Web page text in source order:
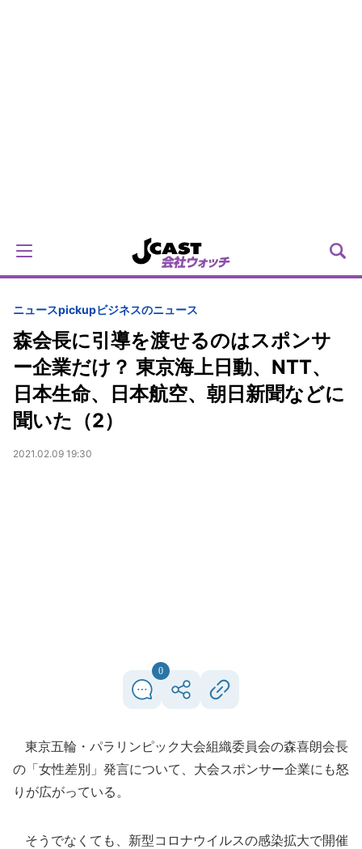
ニュースpickupビジネスのニュース
森会長に引導を渡せるのはスポンサ
ー企業だけ？ 東京海上日動、NTT、
日本生命、日本航空、朝日新聞などに
聞いた（2）
2021.02.09 19:30
0
東京五輪・パラリンピック大会組織委員会の森喜朗会長
の「女性差別」発言について、大会スポンサー企業にも怒
りが広がっている。
そうでなくても、新型コロナウイルスの感染拡大で開催